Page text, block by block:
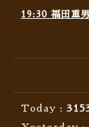
19:30 福田
Today :